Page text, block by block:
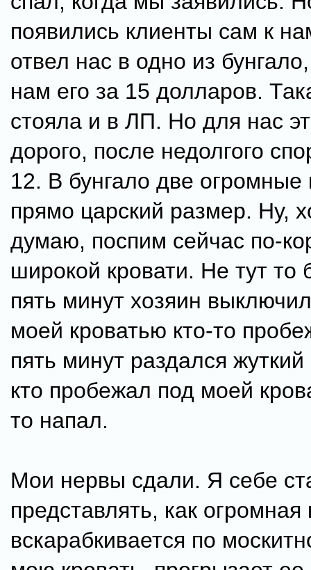
появились клиенты сам к
отвел нас в одно из
нам его за 15 долларов.
стояла и в ЛП. Но для нас
дорого, после недолгого
12. В бунгало две огромные
прямо царский размер. Ну,
думаю, поспим сейчас по-
широкой кровати. Не тут то
пять минут хозяин
моей кроватью кто-то
пять минут раздался жуткий
кто пробежал под моей
то напал.
Мои нервы сдали. Я себе
представлять, как огромная
вскарабкивается по